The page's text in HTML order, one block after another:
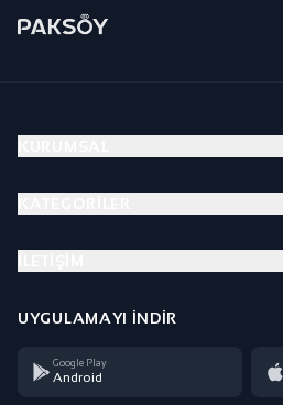
UYGULAMAYI İNDIR
Google Play
Android